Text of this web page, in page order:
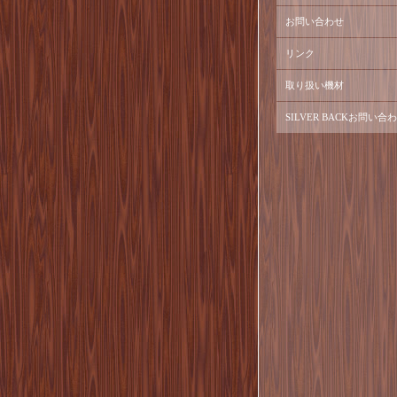
お問い合わせ
リンク
取り扱い機材
SILVER BACKお問い合